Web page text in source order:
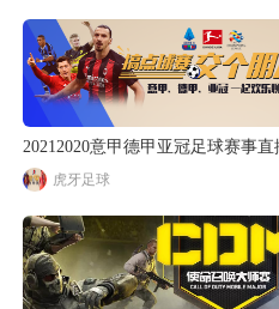
20212020意甲德甲亚冠足球赛事直
虎牙足球